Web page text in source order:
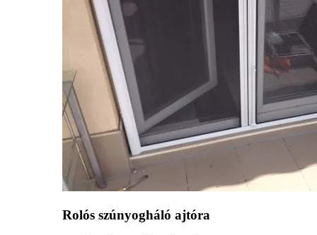
Rolós szúnyogháló ajtóra